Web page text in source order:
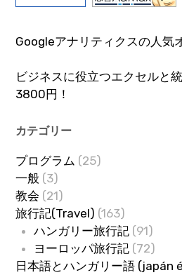
Googleアナリティクスの人気
ビジネスに役立つエクセルと
3800円！
カテゴリー
プログラム (25)
一般 (3)
教会 (21)
旅行記(Travel) (163)
ハンガリー旅行記(91)
ヨーロッパ旅行記(72)
日本語とハンガリー語 (japán